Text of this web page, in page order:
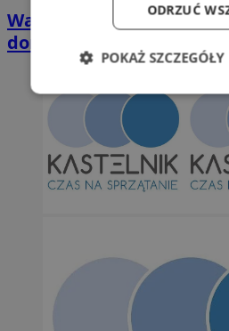
Wakacyjny wypoczynek
domkach Szmaragdowe
ODRZUĆ
POKAŻ SZCZEGÓŁY
Niezbędne
Niezbędne Wydajność
Niezbędne pliki cookie